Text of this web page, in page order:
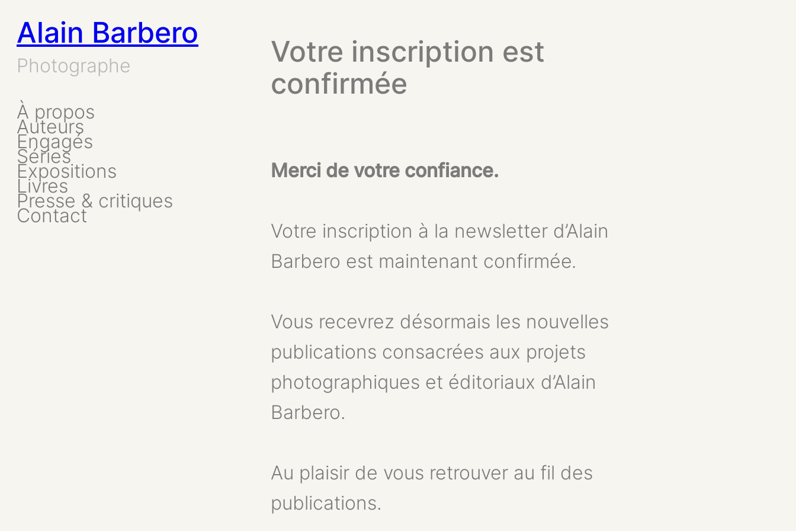
Aller
au
Alain Barbero
Photographe
À propos
Auteurs
Engagés
Séries
Expositions
Livres
Presse & critiques
Contact
Votre inscription est
confirmée
Merci de votre confiance.
Votre inscription à la newsletter d’Alain
Barbero est maintenant confirmée.
Vous recevrez désormais les nouvelles
publications consacrées aux projets
photographiques et éditoriaux d’Alain
Barbero.
Au plaisir de vous retrouver au fil des
publications.